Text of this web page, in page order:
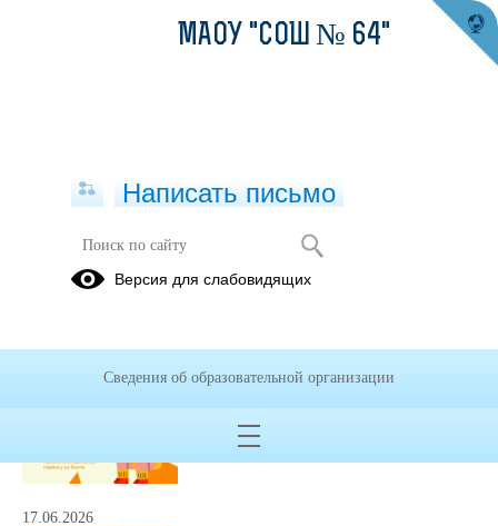
Публикации за Июнь 2026
Первая помощь при
царапинах и ссадинах
Просмотров всего:
17.06.2026
МАОУ "СОШ № 64"
Написать письмо
Версия для слабовидящих
Сведения об образовательной организации